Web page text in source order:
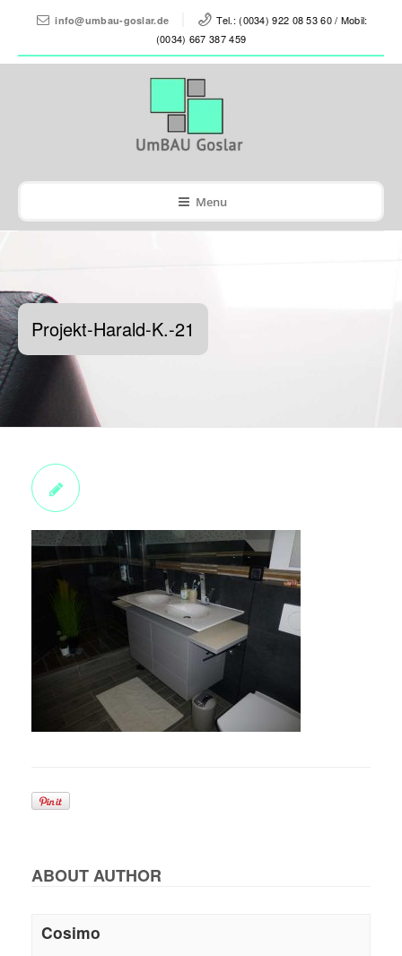
info@umbau-goslar.de
Tel.: (0034) 922 08 53 60 / Mobil:
(0034) 667 387 459
Menu
Projekt-Harald-K.-21
ABOUT AUTHOR
Cosimo